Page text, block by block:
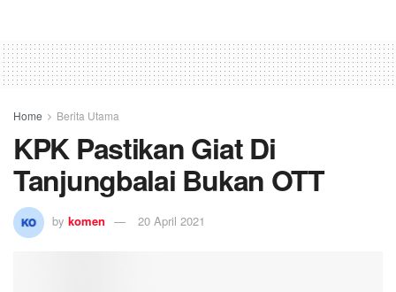
Home Berita Utama
KPK Pastikan Giat Di
Tanjungbalai Bukan OTT
by komen 20 April 2021